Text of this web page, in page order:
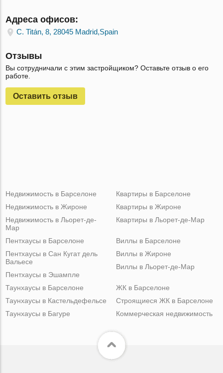
Адреса офисов:
C. Titán, 8, 28045 Madrid,Spain
Отзывы
Вы сотрудничали с этим застройщиком? Оставьте отзыв о его
работе.
Оставить отзыв
Недвижимость в Барселоне
Недвижимость в Жироне
Недвижимость в Льорет-де-
Мар
Квартиры в Барселоне
Квартиры в Жироне
Квартиры в Льорет-де-Мар
Пентхаусы в Барселоне
Пентхаусы в Сан Кугат дель
Вальесе
Пентхаусы в Эшампле
Виллы в Барселоне
Виллы в Жироне
Виллы в Льорет-де-Мар
Таунхаусы в Барселоне
Таунхаусы в Кастельдефельсе
Таунхаусы в Багуре
ЖК в Барселоне
Строящиеся ЖК в Барселоне
Коммерческая недвижимость